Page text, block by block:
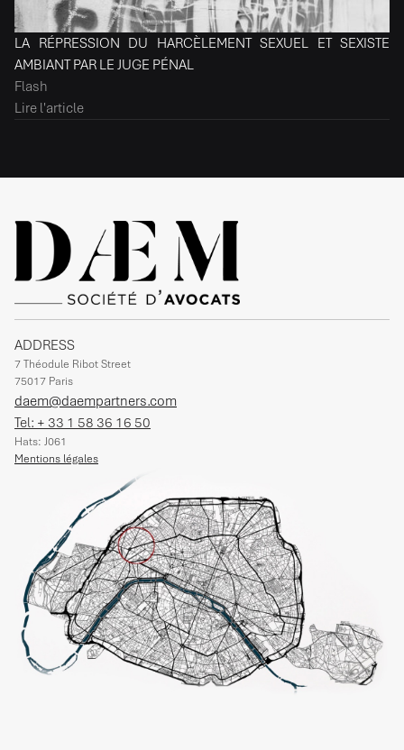
LA RÉPRESSION DU HARCÈLEMENT SEXUEL ET SEXISTE
AMBIANT PAR LE JUGE PÉNAL
Flash
Lire l'article
ADDRESS
7 Théodule Ribot Street
75017 Paris
daem@daempartners.com
Tel: + 33 1 58 36 16 50
Hats: J061
Mentions légales